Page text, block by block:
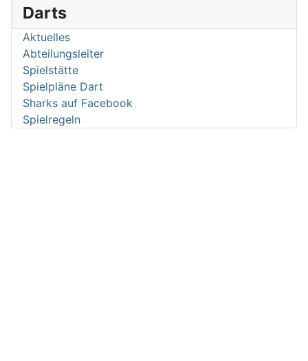
Darts
Aktuelles
Abteilungsleiter
Spielstätte
Spielpläne Dart
Sharks auf Facebook
Spielregeln